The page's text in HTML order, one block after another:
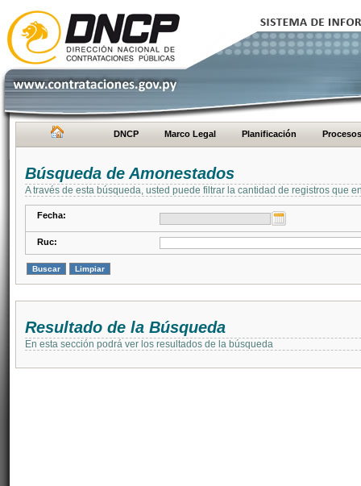
DNCP Marco Legal Planificación Procesos
Búsqueda de Amonestados
A través de esta búsqueda, usted puede filtrar la cantidad de registros que
Fecha:
Ruc:
Resultado de la Búsqueda
En esta sección podrá ver los resultados de la búsqueda